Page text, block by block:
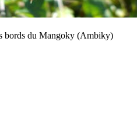
bords du Mangoky (Ambiky)